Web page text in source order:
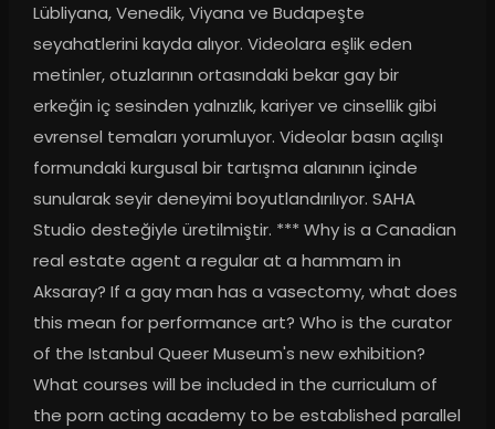
Lübliyana, Venedik, Viyana ve Budapeşte
seyahatlerini kayda alıyor. Videolara eşlik eden
metinler, otuzlarının ortasındaki bekar gay bir
erkeğin iç sesinden yalnızlık, kariyer ve cinsellik gibi
evrensel temaları yorumluyor. Videolar basın açılışı
formundaki kurgusal bir tartışma alanının içinde
sunularak seyir deneyimi boyutlandırılıyor. SAHA
Studio desteğiyle üretilmiştir. *** Why is a Canadian
real estate agent a regular at a hammam in
Aksaray? If a gay man has a vasectomy, what does
this mean for performance art? Who is the curator
of the Istanbul Queer Museum's new exhibition?
What courses will be included in the curriculum of
the porn acting academy to be established parallel